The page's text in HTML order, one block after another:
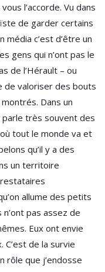
l’accorde. Vu dans
de garder certains
média c’est d’être un
gens qui n’ont pas le
de l’Hérault – ou
de valoriser des bouts
Dans un
parle très souvent des
tout le monde va et
qu’il y a des
un territoire
allume des petits
pas assez de
Eux ont envie
de la survie
rôle que j’endosse